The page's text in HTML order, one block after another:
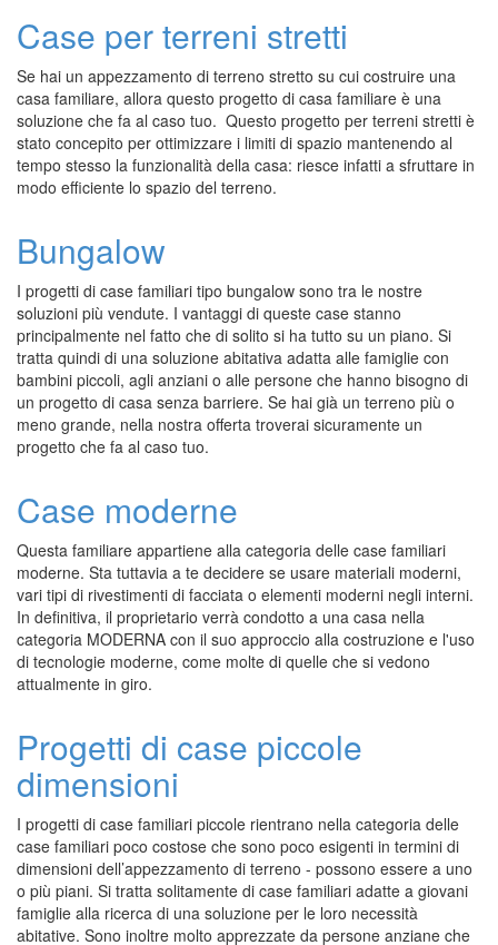
Case per terreni stretti
Se hai un appezzamento di terreno stretto su cui costruire una
casa familiare, allora questo progetto di casa familiare è una
soluzione che fa al caso tuo. Questo progetto per terreni stretti è
stato concepito per ottimizzare i limiti di spazio mantenendo al
tempo stesso la funzionalità della casa: riesce infatti a sfruttare in
modo efficiente lo spazio del terreno.
Bungalow
I progetti di case familiari tipo bungalow sono tra le nostre
soluzioni più vendute. I vantaggi di queste case stanno
principalmente nel fatto che di solito si ha tutto su un piano. Si
tratta quindi di una soluzione abitativa adatta alle famiglie con
bambini piccoli, agli anziani o alle persone che hanno bisogno di
un progetto di casa senza barriere. Se hai già un terreno più o
meno grande, nella nostra offerta troverai sicuramente un
progetto che fa al caso tuo.
Case moderne
Questa familiare appartiene alla categoria delle case familiari
moderne. Sta tuttavia a te decidere se usare materiali moderni,
vari tipi di rivestimenti di facciata o elementi moderni negli interni.
In definitiva, il proprietario verrà condotto a una casa nella
categoria MODERNA con il suo approccio alla costruzione e l'uso
di tecnologie moderne, come molte di quelle che si vedono
attualmente in giro.
Progetti di case piccole
dimensioni
I progetti di case familiari piccole rientrano nella categoria delle
case familiari poco costose che sono poco esigenti in termini di
dimensioni dell’appezzamento di terreno - possono essere a uno
o più piani. Si tratta solitamente di case familiari adatte a giovani
famiglie alla ricerca di una soluzione per le loro necessità
abitative. Sono inoltre molto apprezzate da persone anziane che